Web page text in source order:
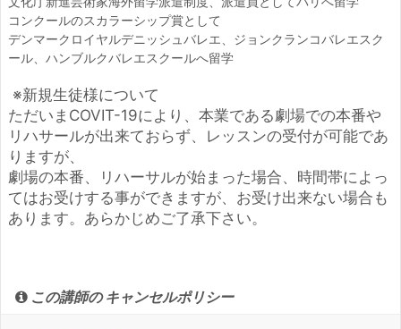
コンクールのスカラーシップ賞として
デンマークロイヤルデニッシュバレエ、ジョンクランコバレエスク
ール、ハンブルクバレエスクールへ留学
※新規生徒様について
ただいまCOVIT-19により、本業である劇場での本番や
リハサールが出来ておらず、レッスンの受付が可能であ
りますが、
劇場の本番、リハーサルが始まった場合、時間帯によっ
てはお受けする事ができますが、お受け出来ない場合も
あります。あらかじめご了承下さい。
この講師の キャンセルポリシー